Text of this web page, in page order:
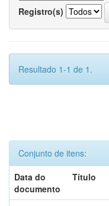
Registro(s)
Resultado 1-1 de 1.
Conjunto de itens:
Data do
documento
Título